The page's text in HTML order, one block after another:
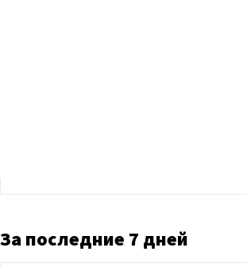
За последние 7 дней